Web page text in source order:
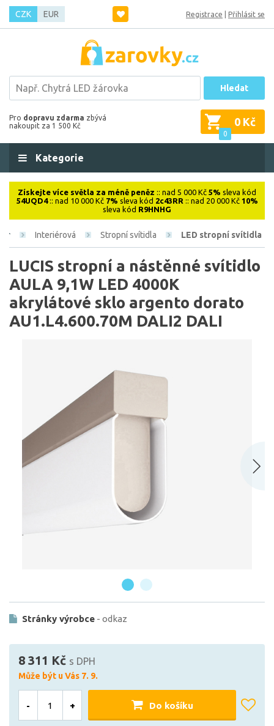
CZK EUR Registrace Přihlásit se
Hledat
Pro dopravu zdarma zbývá
nakoupit za 1 500 Kč
0
0 Kč
Kategorie
Získejte více světla za méně peněz :: nad 5 000 Kč 5% sleva kód
54UQD4:: nad 10 000 Kč 7% sleva kód 2c43RR :: nad 20 000 Kč 10%
sleva kód R9HNHG
Interiérová Stropní svítidla LED stropní svítidla
LUCIS stropní a nástěnné svítidlo
AULA 9,1W LED 4000K
akrylátové sklo argento dorato
AU1.L4.600.70M DALI2 DALI
Stránky výrobce - odkaz
8 311 Kč s DPH
Může být u Vás 7. 9.
- + Do košíku